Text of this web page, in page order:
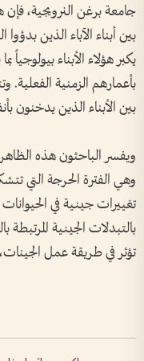
جامعة برغن النرويجية،
بين أبناء الآباء الذين
يكبر هؤلاء الأبناء
بين الأبناء الذين يدخنون
ويفسر الباحثون هذه
وهي الفترة الحرجة التي
تغييرات جينية في
بالتبدلات الجينية المرتبطة
تؤثر في طريقة عمل